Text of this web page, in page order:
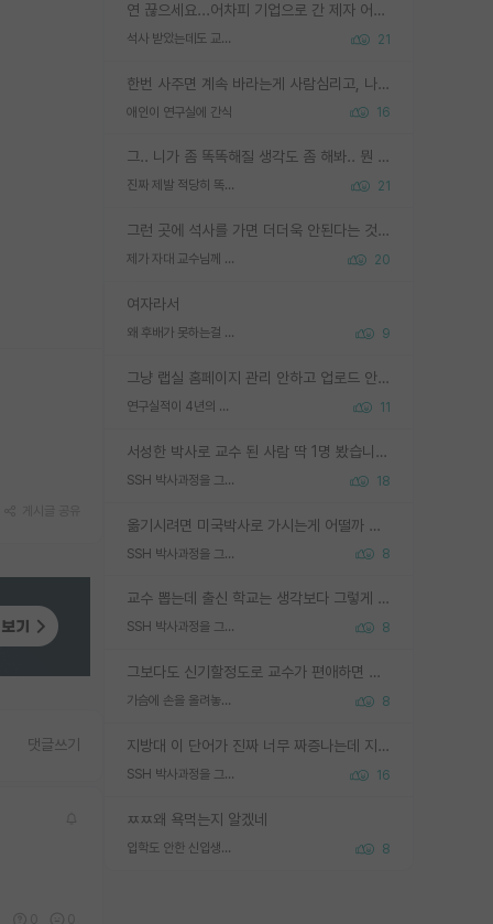
연 끊으세요...어차피 기업으로 간 제자 어떻게 못합니다. 기업에서는 교수들 사기꾼으로 보는 시선도 강하고, 앞에서나 교수님하고 떠받들어주지 많이 무시합니다. 영향력도 0에 수렴합니다. 그리고 생각해보십시오. 석사로 기업간 제자가 무슨 힘이 있다고 과제를 달라고 합니까? 말만 교수지 무능력자라고 생각합니다. 세금이 아깝습니다.
석사 받았는데도 교수랑 연락한다. 21
한번 사주면 계속 바라는게 사람심리고, 나중에 안사주면 말이 나옵니다. 그리고 작성자분 커플이 한번 그런 행동을 하면, 선례로 남아 이상하게도 문화로 자리잡을수도 있습니다. 애꿎은 다른 학생들은 생각도 안했는데, 간식을 사가야하는 피해를 볼 수 있습니다. 다 경험에서 우러나온 댓글입니다... 제발 이상한 선례를 만들지 마세요.
애인이 연구실에 간식 16
그.. 니가 좀 똑똑해질 생각도 좀 해봐.. 뭔 연구를 선배랑 계속 같이할 생각을하냐 박사과정이
진짜 제발 적당히 똑똑한 박사과정이라도 위에 있었으면.. 21
그런 곳에 석사를 가면 더더욱 안된다는 것을 깨달으시면 된겁니다!
제가 자대 교수님께 무례하게 행동한 걸까요? 20
여자라서
왜 후배가 못하는걸 교수님은 내 책임으로 돌리는걸까요? 9
그냥 랩실 홈페이지 관리 안하고 업로드 안한거 아님?
연구실적이 4년의 공백이 있는거 어떻게 생각하냐 11
서성한 박사로 교수 된 사람 딱 1명 봤습니다. 근데 지방대 박사로 교수된 거는 기적이 일어나야되요. 서성한 학부부터여도 빡센게 교수임용일텐데 지방대박사로 무슨 교수가 되나요...... 중소기업/중견기업 팀장급/연구소장급이나 될거 같네요.
SSH 박사과정을 그만두고 지방대 박사로 옮기면 교수의 꿈은 끝일까요? 18
옮기시려면 미국박사로 가시는게 어떨까 싶네요. 교수가 꿈이면 미국박사 하고 미국교수 까지 같이 노리시는게 기회가 많지 않을까요?
SSH 박사과정을 그만두고 지방대 박사로 옮기면 교수의 꿈은 끝일까요? 8
교수 뽑는데 출신 학교는 생각보다 그렇게 안 봄. 앞으로는 더 안 보게 될거임. 박사는 어디서 진행해도 됨. 단, 제대로 쌓고 좋은 실적 만들 수 있다면. 그런데 지방대는 그럴 가능성이 지극히 낮음. 나만 열심히 잘 하면 된다? 인간은 주변 환경에 지배되는 나약한 존재임. 주변의 지방대 대학원생과 섞이고 지방 특유의 여유로움 또는 나쁘게 얘기해서 나태함에 젖어 살다보면 교수의 꿈 자체를 잊어버리게 될 가능성도 있음. 주변 환경이 70~80%임.
SSH 박사과정을 그만두고 지방대 박사로 옮기면 교수의 꿈은 끝일까요? 8
그보다도 신기할정도로 교수가 편애하면 그사람만 논문이 되더라구요 내용이 다른 사람보다 허접해도요
가슴에 손을 올려놓고 싫어하는 사람 불공정하게 리뷰 8
지방대 이 단어가 진짜 너무 짜증나는데 지방대면 다 그냥 쓰레기인가요? 무슨 말 같지도 않은 댓글들이 있는건지??? 지방에도 충분히 좋은 대학 많고 충분히 잘하는 교수님들 많습니다 포항공대 4개 IST 대표 지거국들 여기 모두 다 지방에 있고 여기 출신들 중에 교수하는 분들 적지 않습니다 지거국 출신이 무슨 교수를 하냐?라고 생각할 사람들 많은데 상위 대표 지거국에 아웃라이어들 많습니다 결국 개인의 연구역량과 실적이 중요합니다 이 역량을 펼치는데 있어서 지도교수와의 합도 중요합니다. 그리고 경력이 필요하면 해외포닥까지 다녀오세요
SSH 박사과정을 그만두고 지방대 박사로 옮기면 교수의 꿈은 끝일까요? 16
ㅉㅉ왜 욕먹는지 알겠네
입학도 안한 신입생이 원래 관심을 받나요 8
댓글쓰기